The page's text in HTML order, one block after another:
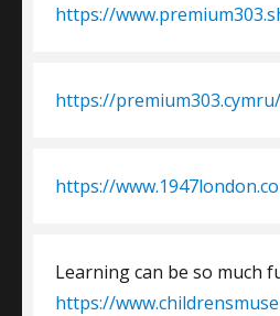
https://
https://premium303.cymru/
https://
Learning can be so much
https://